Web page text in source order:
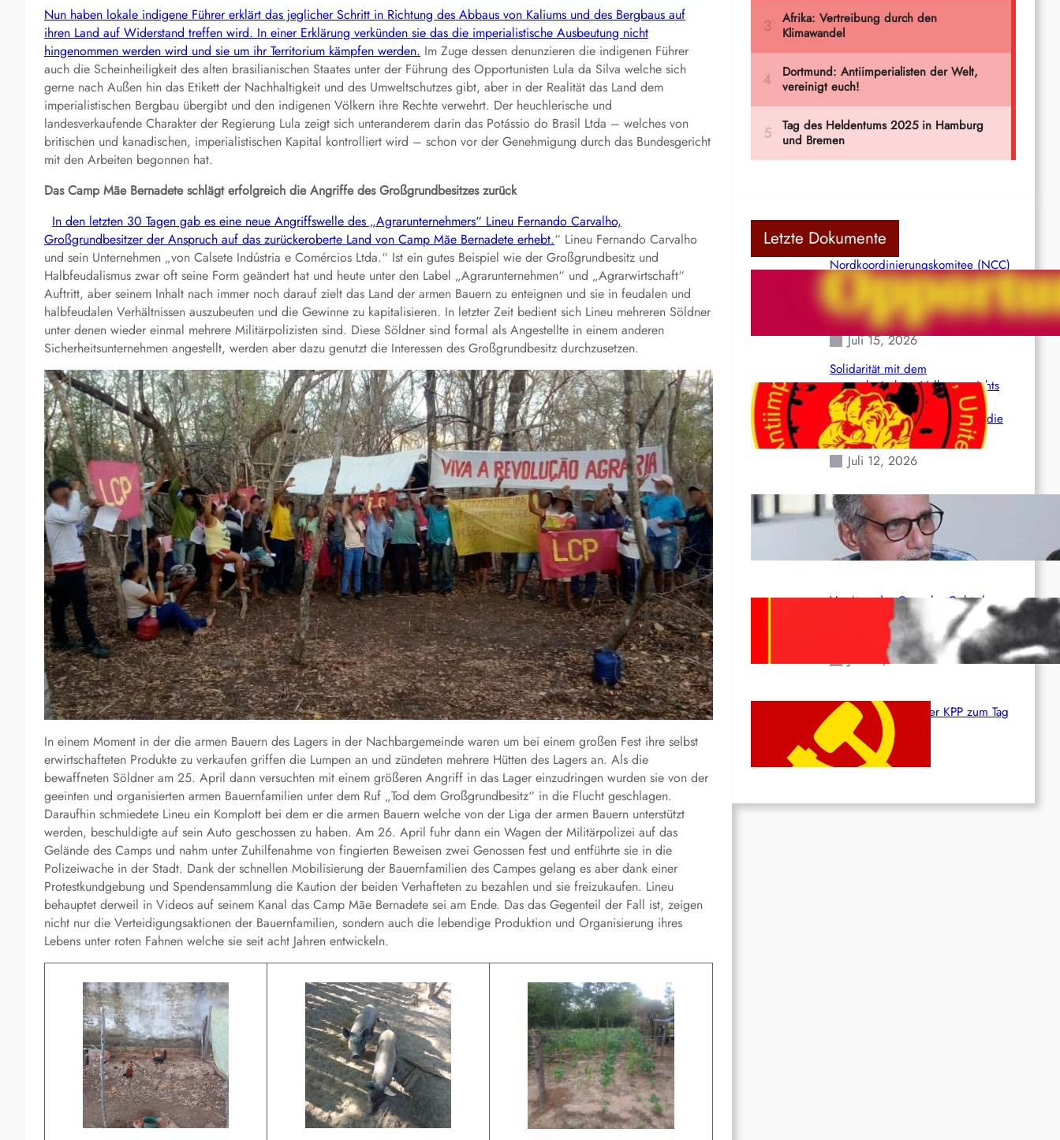
Nun haben lokale indigene Führer erklärt das jeglicher Schritt in Richtung des Abbaus von Kaliums und des Bergbaus auf
ihren Land auf Widerstand treffen wird. In einer Erklärung verkünden sie das die imperialistische Ausbeutung nicht
hingenommen werden wird und sie um ihr Territorium kämpfen werden. Im Zuge dessen denunzieren die indigenen Führer
auch die Scheinheiligkeit des alten brasilianischen Staates unter der Führung des Opportunisten Lula da Silva welche sich
gerne nach Außen hin das Etikett der Nachhaltigkeit und des Umweltschutzes gibt, aber in der Realität das Land dem
imperialistischen Bergbau übergibt und den indigenen Völkern ihre Rechte verwehrt. Der heuchlerische und
landesverkaufende Charakter der Regierung Lula zeigt sich unteranderem darin das Potássio do Brasil Ltda – welches von
britischen und kanadischen, imperialistischen Kapital kontrolliert wird – schon vor der Genehmigung durch das Bundesgericht
mit den Arbeiten begonnen hat.
Das Camp Mãe Bernadete schlägt erfolgreich die Angriffe des Großgrundbesitzes zurück
In den letzten 30 Tagen gab es eine neue Angriffswelle des „Agrarunternehmers“ Lineu Fernando Carvalho,
Großgrundbesitzer der Anspruch auf das zurückeroberte Land von Camp Mãe Bernadete erhebt.“ Lineu Fernando Carvalho
und sein Unternehmen „von Calsete Indústria e Comércios Ltda.“ Ist ein gutes Beispiel wie der Großgrundbesitz und
Halbfeudalismus zwar oft seine Form geändert hat und heute unter den Label „Agrarunternehmen“ und „Agrarwirtschaft“
Auftritt, aber seinem Inhalt nach immer noch darauf zielt das Land der armen Bauern zu enteignen und sie in feudalen und
halbfeudalen Verhältnissen auszubeuten und die Gewinne zu kapitalisieren. In letzter Zeit bedient sich Lineu mehreren Söldner
unter denen wieder einmal mehrere Militärpolizisten sind. Diese Söldner sind formal als Angestellte in einem anderen
Sicherheitsunternehmen angestellt, werden aber dazu genutzt die Interessen des Großgrundbesitz durchzusetzen.
In einem Moment in der die armen Bauern des Lagers in der Nachbargemeinde waren um bei einem großen Fest ihre selbst
erwirtschafteten Produkte zu verkaufen griffen die Lumpen an und zündeten mehrere Hütten des Lagers an. Als die
bewaffneten Söldner am 25. April dann versuchten mit einem größeren Angriff in das Lager einzudringen wurden sie von der
geeinten und organisierten armen Bauernfamilien unter dem Ruf „Tod dem Großgrundbesitz“ in die Flucht geschlagen.
Daraufhin schmiedete Lineu ein Komplott bei dem er die armen Bauern welche von der Liga der armen Bauern unterstützt
werden, beschuldigte auf sein Auto geschossen zu haben. Am 26. April fuhr dann ein Wagen der Militärpolizei auf das
Gelände des Camps und nahm unter Zuhilfenahme von fingierten Beweisen zwei Genossen fest und entführte sie in die
Polizeiwache in der Stadt. Dank der schnellen Mobilisierung der Bauernfamilien des Campes gelang es aber dank einer
Protestkundgebung und Spendensammlung die Kaution der beiden Verhafteten zu bezahlen und sie freizukaufen. Lineu
behauptet derweil in Videos auf seinem Kanal das Camp Mãe Bernadete sei am Ende. Das das Gegenteil der Fall ist, zeigen
nicht nur die Verteidigungsaktionen der Bauernfamilien, sondern auch die lebendige Produktion und Organisierung ihres
Lebens unter roten Fahnen welche sie seit acht Jahren entwickeln.
Letzte Dokumente
Nordkoordinierungskomitee (NCC)
der Kommunistischen Partei Indiens
(Maoistisch): Postmoderner
Opportunismus
Juli 15, 2026
Solidarität mit dem
venezolanischem Volk angesichts
der verlorenen Leben und der
katastrophalen Situation durch die
Erdbeben des 24. Juni!
Juli 12, 2026
Indien: „Die Politik der
Kapitulation“ von K. Murali (Ajith)
Juli 1, 2026
Vorsitzender Gonzalo: Gebt das
Leben für die Partei und die
Juni 19, 2026
Beschluss des ZK der KPP zum Tag
des Heldentums
Juni 19, 2026